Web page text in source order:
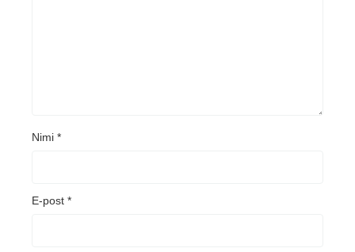
Nimi *
E-post *